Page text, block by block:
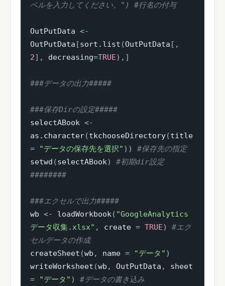
ベルを入力してください。") #行名の付与
OutPutData <-
OutPutData [sort.list (OutPutData [ ,
2] , decreasing=TRUE) , ]
###データの出力#####
###保存Dirの設定#####
selectABook <-
as.character(tkchooseDirectory(
=
"データの保存先を選択" ) )
#保存先の指定
setwd (selectABook)
#初期dir設定
########
###エクセルで出力#####
wb <- loadWorkbook( "GoogleAnalytics
データ収集.xlsx" , create = TRUE)
#エク
セルデータの作成
createSheet (wb , name = "データ" )
writeWorksheet (wb , OutPutData ,
=
"データ" ) #データの書き込み